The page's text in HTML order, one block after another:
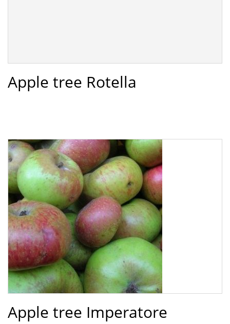
Apple tree Rotella
Apple tree Imperatore